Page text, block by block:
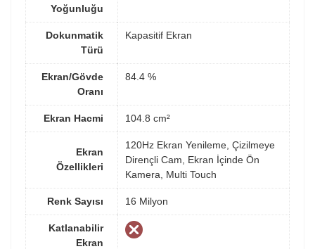
Yoğunluğu
Dokunmatik
Türü
Kapasitif Ekran
Ekran/Gövde
Oranı
84.4 %
Ekran Hacmi 104.8 cm²
Ekran
Özellikleri
120Hz Ekran Yenileme, Çizilmeye
Dirençli Cam, Ekran İçinde Ön
Kamera, Multi Touch
Renk Sayısı 16 Milyon
Katlanabilir
Ekran